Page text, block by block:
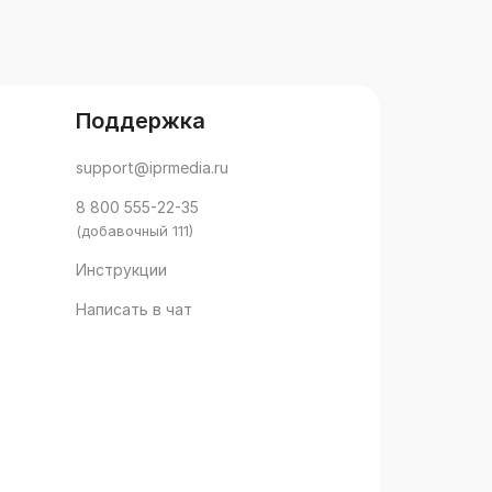
Поддержка
support@iprmedia.ru
8 800 555-22-35
(добавочный 111)
Инструкции
Написать в чат